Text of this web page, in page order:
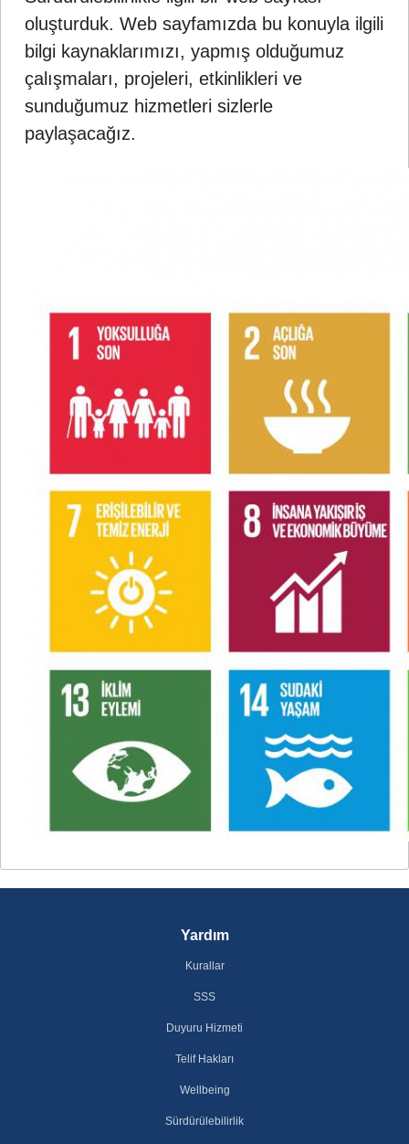
oluşturduk. Web sayfamızda bu konuyla ilgili
bilgi kaynaklarımızı, yapmış olduğumuz
çalışmaları, projeleri, etkinlikleri ve
sunduğumuz hizmetleri sizlerle
paylaşacağız.
Yardım
Kurallar
SSS
Duyuru Hizmeti
Telif Hakları
Wellbeing
Sürdürülebilirlik